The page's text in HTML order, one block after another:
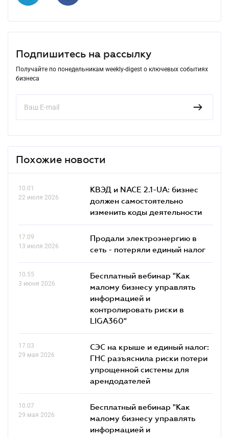
Подпишитесь на рассылку
Получайте по понедельникам weekly-digest о ключевых событиях
бизнеса
Похожие новости
10.01
22 июля 2026
КВЭД и NACE 2.1-UA: бизнес
должен самостоятельно
изменить коды деятельности
17.09
13 июля 2026
Продали электроэнергию в
сеть - потеряли единый налог
10.55
3 июня 2026
Бесплатный вебинар "Как
малому бизнесу управлять
информацией и
контролировать риски в
LIGA360"
17.03
29 мая 2026
СЭС на крыше и единый налог:
ГНС разъяснила риски потери
упрощенной системы для
арендодателей
10.07
29 мая 2026
Бесплатный вебинар "Как
малому бизнесу управлять
информацией и